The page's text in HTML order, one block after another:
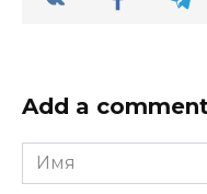
Add a
Имя
*